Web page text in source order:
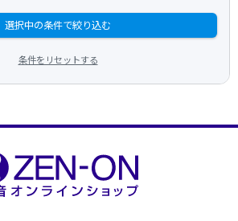
選択中の条件で絞り込む
条件をリセットする